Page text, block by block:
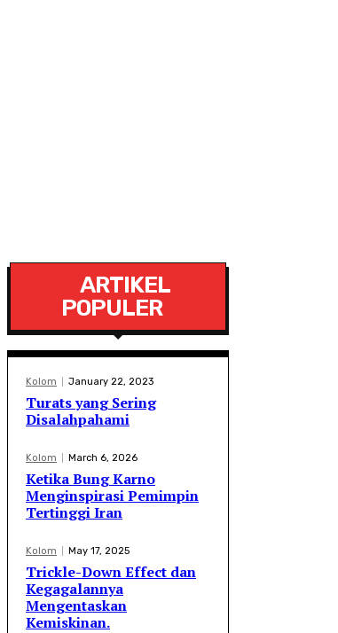
ARTIKEL
POPULER
Kolom January 22, 2023
Turats yang Sering
Disalahpahami
Kolom March 6, 2026
Ketika Bung Karno
Menginspirasi Pemimpin
Tertinggi Iran
Kolom May 17, 2025
Trickle-Down Effect dan
Kegagalannya
Mengentaskan
Kemiskinan.